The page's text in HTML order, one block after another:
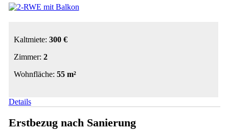
Kaltmiete: 300 €
Zimmer: 2
Wohnfläche: 55 m²
Details
Erstbezug nach Sanierung